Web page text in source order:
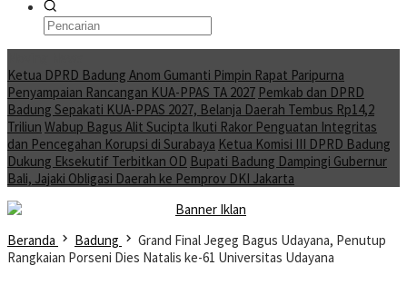
Ketua DPRD Badung Anom Gumanti Pimpin Rapat Paripurna
Penyampaian Rancangan KUA-PPAS TA 2027 Pemkab dan DPRD
Badung Sepakati KUA-PPAS 2027, Belanja Daerah Tembus Rp14,2
Triliun Wabup Bagus Alit Sucipta Ikuti Rakor Penguatan Integritas
dan Pencegahan Korupsi di Surabaya Ketua Komisi III DPRD Badung
Dukung Eksekutif Terbitkan OD Bupati Badung Dampingi Gubernur
Bali, Jajaki Obligasi Daerah ke Pemprov DKI Jakarta
Beranda Badung
Grand Final Jegeg Bagus Udayana, Penutup
Rangkaian Porseni Dies Natalis ke-61 Universitas Udayana